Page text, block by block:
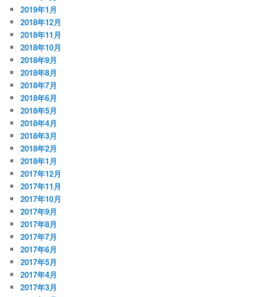
2019年1月
2018年12月
2018年11月
2018年10月
2018年9月
2018年8月
2018年7月
2018年6月
2018年5月
2018年4月
2018年3月
2018年2月
2018年1月
2017年12月
2017年11月
2017年10月
2017年9月
2017年8月
2017年7月
2017年6月
2017年5月
2017年4月
2017年3月